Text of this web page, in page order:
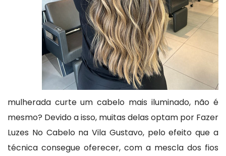
mulherada curte um cabelo mais iluminado, não é
mesmo? Devido a isso, muitas delas optam por Fazer
Luzes No Cabelo na Vila Gustavo, pelo efeito que a
técnica consegue oferecer, com a mescla dos fios